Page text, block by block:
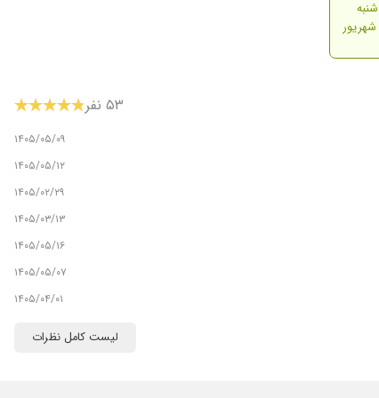
شنبه
۵۳ نفر
۱۴۰۵/۰۵/۰۹
۱۴۰۵/۰۵/۱۲
۱۴۰۵/۰۲/۲۹
۱۴۰۵/۰۳/۱۳
۱۴۰۵/۰۵/۱۶
۱۴۰۵/۰۵/۰۷
۱۴۰۵/۰۴/۰۱
لیست کامل نظرات